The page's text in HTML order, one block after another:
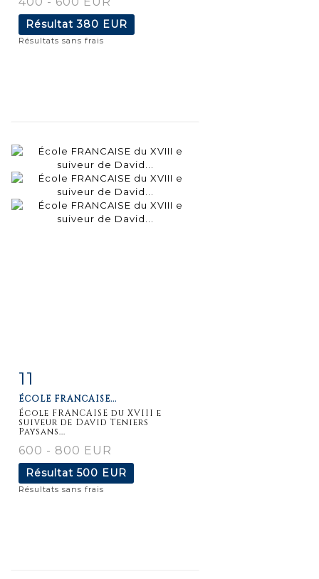
Résultat380 EUR
Résultats sans frais
détaillée
11
ÉCOLE FRANCAISE...
École FRANCAISE du XVIII e
suiveur de David Teniers
Paysans...
600 - 800 EUR
Résultat 500 EUR
Résultats sans frais